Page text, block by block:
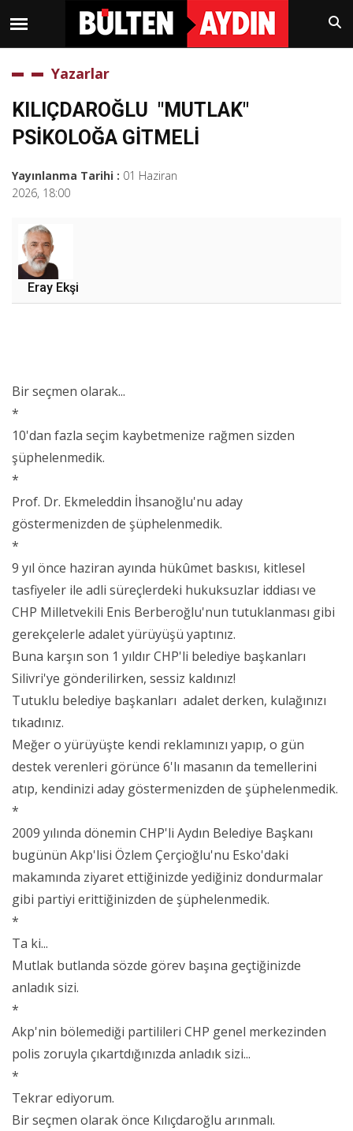
Yazarlar
KILIÇDAROĞLU "MUTLAK"
PSİKOLOĞA GİTMELİ
Yayınlanma Tarihi : 01 Haziran
2026, 18:00
Eray Ekşi
Bir seçmen olarak...
*
10'dan fazla seçim kaybetmenize rağmen sizden
şüphelenmedik.
*
Prof. Dr. Ekmeleddin İhsanoğlu'nu aday
göstermenizden de şüphelenmedik.
*
9 yıl önce haziran ayında hükûmet baskısı, kitlesel
tasfiyeler ile adli süreçlerdeki hukuksuzlar iddiası ve
CHP Milletvekili Enis Berberoğlu'nun tutuklanması gibi
gerekçelerle adalet yürüyüşü yaptınız.
Buna karşın son 1 yıldır CHP'li belediye başkanları
Silivri'ye gönderilirken, sessiz kaldınız!
Tutuklu belediye başkanları adalet derken, kulağınızı
tıkadınız.
Meğer o yürüyüşte kendi reklamınızı yapıp, o gün
destek verenleri görünce 6'lı masanın da temellerini
atıp, kendinizi aday göstermenizden de şüphelenmedik.
*
2009 yılında dönemin CHP'li Aydın Belediye Başkanı
bugünün Akp'lisi Özlem Çerçioğlu'nu Esko'daki
makamında ziyaret ettiğinizde yediğiniz dondurmalar
gibi partiyi erittiğinizden de şüphelenmedik.
*
Ta ki...
Mutlak butlanda sözde görev başına geçtiğinizde
anladık sizi.
*
Akp'nin bölemediği partilileri CHP genel merkezinden
polis zoruyla çıkartdığınızda anladık sizi...
*
Tekrar ediyorum.
Bir seçmen olarak önce Kılıçdaroğlu arınmalı.